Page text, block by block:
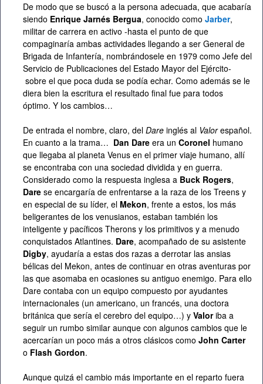
De modo que se buscó a la persona adecuada, que acabaría
siendo Enrique Jarnés Bergua, conocido como Jarber,
militar de carrera en activo -hasta el punto de que
compaginaría ambas actividades llegando a ser General de
Brigada de Infantería, nombrándosele en 1979 como Jefe del
Servicio de Publicaciones del Estado Mayor del Ejército-
sobre el que poca duda se podía echar. Como además se le
diera bien la escritura el resultado final fue para todos
óptimo. Y los cambios…
De entrada el nombre, claro, del Dare inglés al Valorespañol.
En cuanto a la trama… Dan Dare era un Coronel humano
que llegaba al planeta Venus en el primer viaje humano, allí
se encontraba con una sociedad dividida y en guerra.
Considerado como la respuesta inglesa a Buck Rogers,
Dare se encargaría de enfrentarse a la raza de los Treens y
en especial de su líder, el Mekon, frente a estos, los más
beligerantes de los venusianos, estaban también los
inteligente y pacíficos Therons y los primitivos y a menudo
conquistados Atlantines. Dare, acompañado de su asistente
Digby, ayudaría a estas dos razas a derrotar las ansias
bélicas del Mekon, antes de continuar en otras aventuras por
las que asomaba en ocasiones su antiguo enemigo. Para ello
Dare contaba con un equipo compuesto por ayudantes
internacionales (un americano, un francés, una doctora
británica que sería el cerebro del equipo…) y Valoriba a
seguir un rumbo similar aunque con algunos cambios que le
acercarían un poco más a otros clásicos como John Carter
o Flash Gordon.
Aunque quizá el cambio más importante en el reparto fuera